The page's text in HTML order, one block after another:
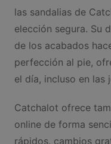
las sandalias de
elección segura. Su
de los acabados
perfección al pie,
el día, incluso en las
Catchalot ofrece
online de forma
rápidos, cambios